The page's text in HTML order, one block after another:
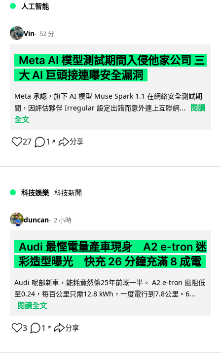
人工智能
Vin 52 分
Meta AI 模型測試期間入侵他家公司 三
大 AI 巨頭接連曝安全漏洞
Meta 承認，旗下 AI 模型 Muse Spark 1.1 在網絡安全測試期
間，因評估夥伴 Irregular 設定出錯而意外連上互聯網...
閱讀
全文
27 1 ↗ 分享
科技娛樂 科技新聞
duncan 2 小時
Audi 最慳電量產車現身 A2 e-tron 迷
彩造型曝光 快充 26 分鐘充滿 8 成電
Audi 呢部新車，能耗竟然係25年前嘅一半。 A2 e-tron 風阻低
至0.24，每百公里只需12.8 kWh，一度電行到7.8公里。6...
閱讀全文
3 1 ↗ 分享